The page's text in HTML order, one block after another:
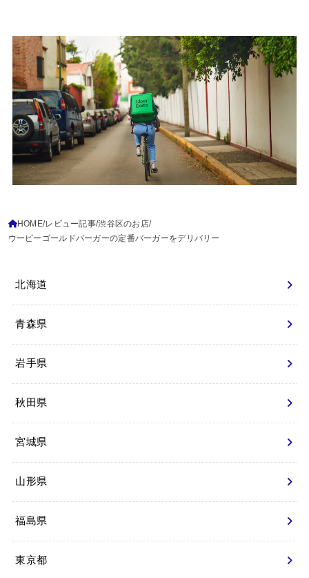
HOME レビュー記事 渋谷区のお店
ウーピーゴールドバーガーの定番バーガーをデリバリー
北海道
青森県
岩手県
秋田県
宮城県
山形県
福島県
東京都